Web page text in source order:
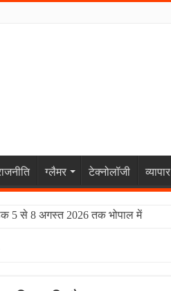
ग्लैमर टेक्नोलॉजी व्यापार
5 से 8 अगस्त 2026 तक भोपाल में